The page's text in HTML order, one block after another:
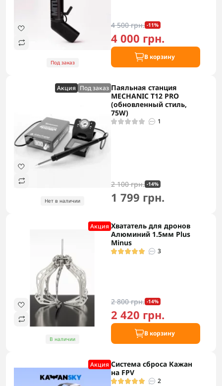
Под заказ
4 500 грн. -11%
4 000 грн.
В корзину
Акция Под заказ
Нет в наличии
Паяльная станция
MECHANIC T12 PRO
(обновленный стиль,
75W)
1
2 100 грн. -14%
1 799 грн.
Акция
В наличии
Хвататель для дронов
Алюминий 1.5мм Plus
Minus
3
2 800 грн. -14%
2 420 грн.
В корзину
Акция Система сброса Кажан
на FPV
2